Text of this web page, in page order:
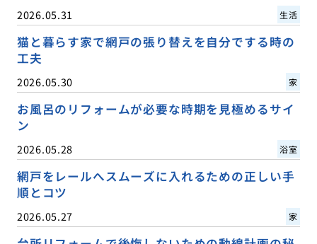
2026.05.31 生活
猫と暮らす家で網戸の張り替えを自分でする時の
工夫
2026.05.30 家
お風呂のリフォームが必要な時期を見極めるサイ
ン
2026.05.28 浴室
網戸をレールへスムーズに入れるための正しい手
順とコツ
2026.05.27 家